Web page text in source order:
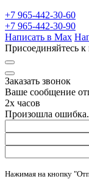
+7 965-442-30-60
+7 965-442-30-90
Написать в Max
Присоединяйтесь к
Заказать звонок
Ваше сообщение
2х часов
Произошла
Нажимая на кнопку